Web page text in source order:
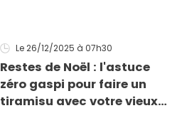
Le 26/12/2025 à 07h30
Restes de Noël : l'astuce
zéro gaspi pour faire un
tiramisu avec votre vieux